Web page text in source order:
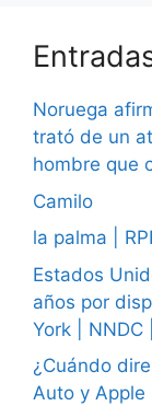
Noruega
trató de un
hombre que
Camilo
la palma |
Estados
años por
York | NNDC
¿Cuándo
Auto y Apple